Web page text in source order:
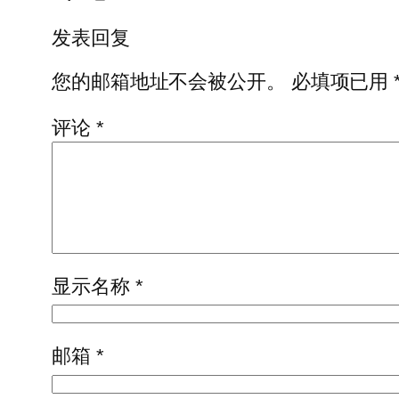
发表回复
您的邮箱地址不会被公开。
必填项已用
评论 *
显示名称 *
邮箱 *